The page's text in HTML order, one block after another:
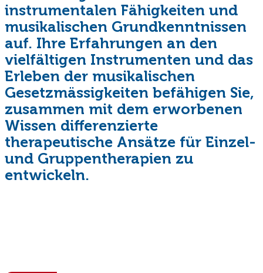
instrumentalen Fähigkeiten und
musikalischen Grundkenntnissen
auf. Ihre Erfahrungen an den
vielfältigen Instrumenten und das
Erleben der musikalischen
Gesetzmässigkeiten befähigen Sie,
zusammen mit dem erworbenen
Wissen differenzierte
therapeutische Ansätze für Einzel-
und Gruppentherapien zu
entwickeln.